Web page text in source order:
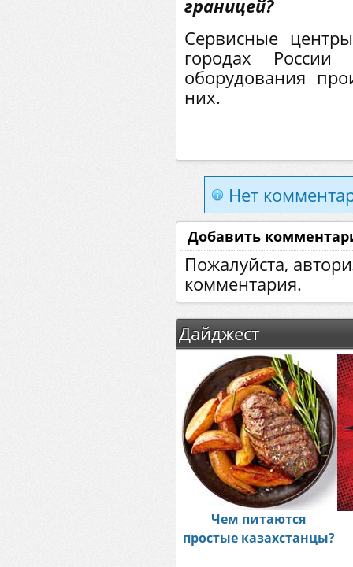
границей?
Сервисные
городах
оборудования
них.
Нет
Добавить
Пожалуйста,
комментария.
Дайджест
Чем питаются
простые казахстанцы?